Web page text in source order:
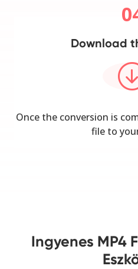
Download
Once the conversion is
file to
Ingyenes MP4